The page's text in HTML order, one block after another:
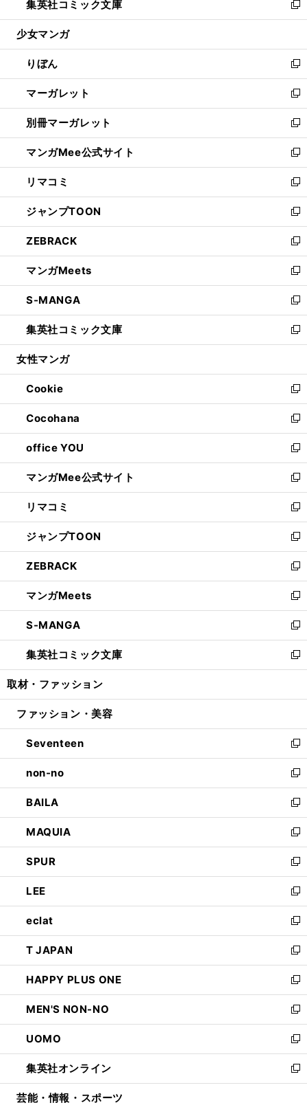
く
で
開
ド
ウ
開
く
ィ
ン
ウ
で
開
く
い
ウ
ン
ド
ウ
で
開
く
集英社コミック文庫
新
し
ウ
ィ
ン
ド
ウ
で
開
く
少女マンガ
りぼん
新
し
い
ウ
ィ
ン
ド
ウ
で
開
く
マーガレット
新
し
い
ウ
ィ
ン
ド
ウ
で
開
く
別冊マーガレット
新
し
い
ウ
ィ
ン
ド
ウ
で
開
く
マンガMee公式サイト
新
し
い
ウ
ィ
ン
ド
ウ
で
開
く
リマコミ
新
し
い
ウ
ィ
ン
ド
ウ
で
開
く
ジャンプTOON
新
し
い
ウ
ィ
ン
ド
ウ
で
開
ZEBRACK
新
し
い
ウ
ィ
ン
ド
ウ
開
く
マンガMeets
新
し
い
ウ
ィ
ン
ウ
で
開
く
S-MANGA
新
し
い
ウ
ン
ド
ウ
で
開
く
集英社コミック文庫
新
し
ウ
ィ
ン
ド
ウ
で
開
く
女性マンガ
Cookie
新
し
い
ウ
ィ
ン
ド
ウ
で
開
く
Cocohana
新
し
い
ウ
ィ
ン
ド
ウ
で
開
く
office YOU
新
し
い
ウ
ィ
ン
ド
ウ
で
開
く
マンガMee公式サイト
新
し
い
ウ
ィ
ン
ド
ウ
で
開
く
リマコミ
新
し
い
ウ
ィ
ン
ド
ウ
で
開
く
ジャンプTOON
新
し
い
ウ
ィ
ン
ド
ウ
で
開
ZEBRACK
新
し
い
ウ
ィ
ン
ド
ウ
開
マンガMeets
新
し
い
ウ
ィ
ン
ウ
開
く
S-MANGA
新
し
い
ウ
ン
ウ
で
開
く
集英社コミック文庫
新
し
ウ
ン
ド
ウ
で
開
く
取材・ファッション
ファッション・美容
Seventeen
新
し
い
ウ
ィ
ン
ド
ウ
で
開
く
non-no
新
し
い
ウ
ィ
ン
ド
ウ
で
開
く
BAILA
新
し
い
ウ
ィ
ン
ド
ウ
で
開
く
MAQUIA
新
し
い
ウ
ィ
ン
ド
ウ
で
開
く
SPUR
新
し
い
ウ
ィ
ン
ド
ウ
で
開
く
LEE
新
し
い
ウ
ィ
ン
ド
ウ
で
開
く
eclat
新
し
い
ウ
ィ
ン
ド
ウ
で
開
く
T JAPAN
新
し
い
ウ
ィ
ン
ド
ウ
で
開
HAPPY PLUS ONE
新
し
い
ウ
ィ
ン
ド
ウ
MEN'S NON-NO
新
し
い
ウ
ィ
ン
UOMO
新
し
い
ウ
集英社オンライン
新
し
芸能・情報・スポーツ